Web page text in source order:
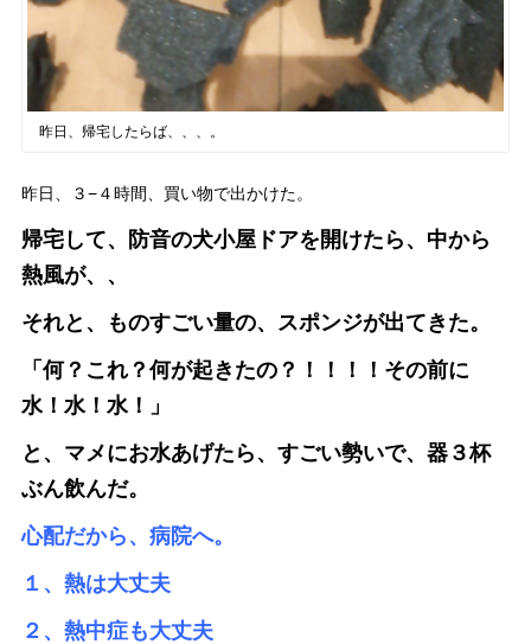
昨日、帰宅したらば、、、。
昨日、３−４時間、買い物で出かけた。
帰宅して、防音の犬小屋ドアを開けたら、中から
熱風が、、
それと、ものすごい量の、スポンジが出てきた。
「何？これ？何が起きたの？！！！！その前に
水！水！水！」
と、マメにお水あげたら、すごい勢いで、器３杯
ぶん飲んだ。
心配だから、病院へ。
１、熱は大丈夫
２、熱中症も大丈夫